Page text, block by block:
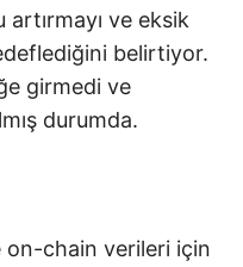
ve eksik
belirtiyor.
girmedi ve
durumda.
on-chain verileri için